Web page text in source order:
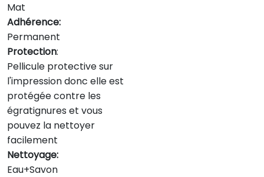
Mat
Adhérence:
Permanent
Protection:
Pellicule protective sur
l'impression donc elle est
protégée contre les
égratignures et vous
pouvez la nettoyer
facilement
Nettoyage:
Eau+Savon